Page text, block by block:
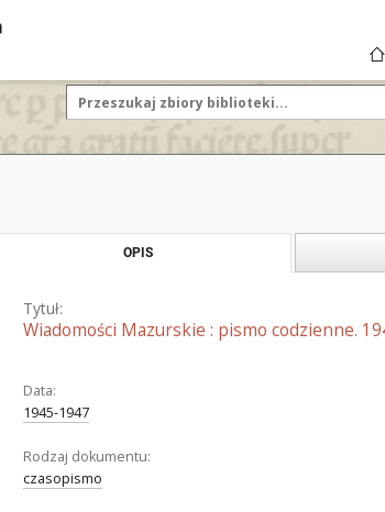
OPIS
Tytuł:
Wiadomości Mazurskie : pismo codzienne.
Data:
1945-1947
Rodzaj dokumentu:
czasopismo